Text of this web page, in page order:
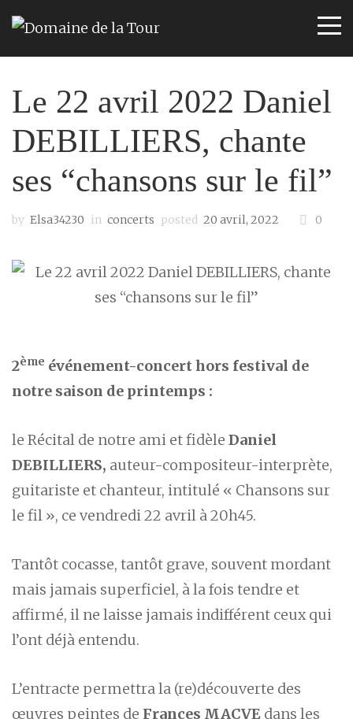
Le 22 avril 2022 Daniel
DEBILLIERS, chante
ses “chansons sur le fil”
by Elsa34230 in concerts posted 20 avril, 2022 0
2ème événement-concert hors festival de
notre saison de printemps :
le Récital de notre ami et fidèle Daniel
DEBILLIERS, auteur-compositeur-interprète,
guitariste et chanteur, intitulé « Chansons sur
le fil », ce vendredi 22 avril à 20h45.
Tantôt cocasse, tantôt grave, souvent mordant
mais jamais superficiel, à la fois tendre et
affirmé, il ne laisse jamais indifférent ceux qui
l’ont déjà entendu.
L’entracte permettra la (re)découverte des
œuvres peintes de Frances MACVE dans les